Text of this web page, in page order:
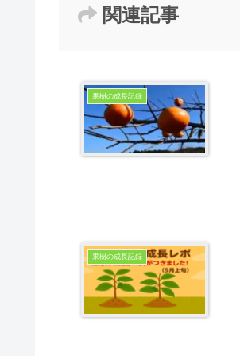
関連記事
果樹の成長記録
果樹の成長記録